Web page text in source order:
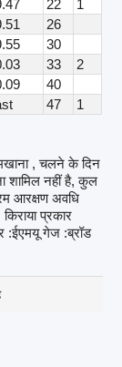
22
1
26
30
33
2
40
47
1
, चलने के दिन
शामिल नहीं है, कुल
आरक्षण अवधि
किराया प्रकार
:ईएमयू गेज :ब्रॉड